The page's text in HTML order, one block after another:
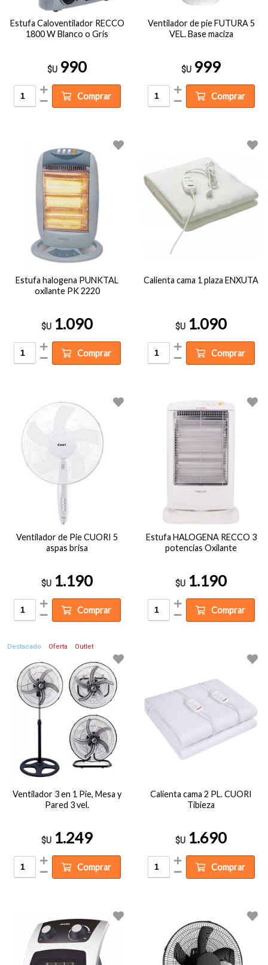
Estufa Caloventilador RECCO
1800 W Blanco o Gris
$U 990
Comprar
Ventilador de pie FUTURA 5
VEL. Base maciza
$U 999
Comprar
Estufa halogena PUNKTAL
oxilante PK 2220
$U 1.090
Comprar
Calienta cama 1 plaza ENXUTA
$U 1.090
Comprar
Ventilador de Pie CUORI 5
aspas brisa
$U 1.190
Comprar
Estufa HALOGENA RECCO 3
potencias Oxilante
$U 1.190
Comprar
Destacado Oferta Outlet
Ventilador 3 en 1 Pie, Mesa y
Pared 3 vel.
$U 1.249
Comprar
Calienta cama 2 PL. CUORI
Tibieza
$U 1.690
Comprar